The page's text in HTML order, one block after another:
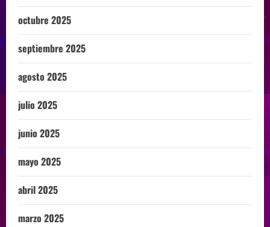
octubre 2025
septiembre 2025
agosto 2025
julio 2025
junio 2025
mayo 2025
abril 2025
marzo 2025